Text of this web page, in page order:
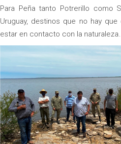
Para Peña tanto Potrerillo como
Uruguay, destinos que no hay
estar en contacto con la naturaleza..